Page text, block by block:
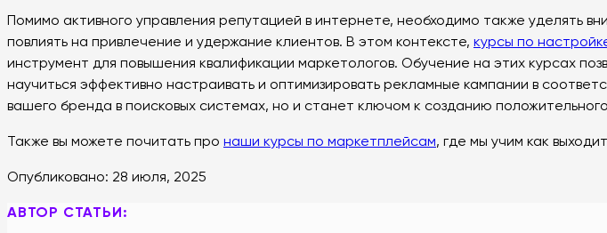
Помимо активного управления репутацией в интернете, необходимо также уделять
повлиять на привлечение и удержание клиентов. В этом контексте, курсы по
инструмент для повышения квалификации маркетологов. Обучение на этих курсах
научиться эффективно настраивать и оптимизировать рекламные кампании в
вашего бренда в поисковых системах, но и станет ключом к созданию
Также вы можете почитать про наши курсы по маркетплейсам, где мы учим как
Опубликовано: 28 июля, 2025
АВТОР СТАТЬИ: